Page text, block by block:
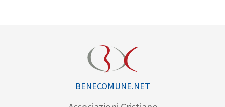
BENECOMUNE.NET